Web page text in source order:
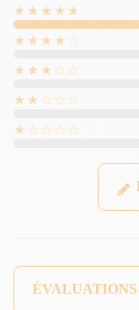
★★★★★
★★★★☆
★★★☆☆
★★☆☆☆
★☆☆☆☆
ÉVALUATIONS